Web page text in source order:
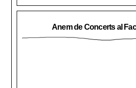
Anem de Concerts al